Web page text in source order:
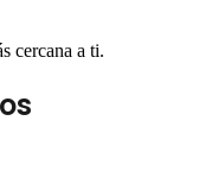
cercana a ti.